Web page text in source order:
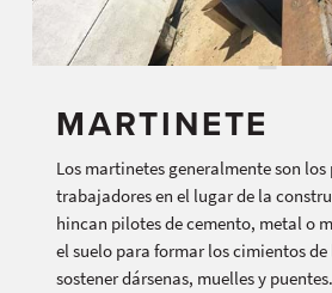
MARTINETE
Los martinetes generalmente son
trabajadores en el lugar de la
hincan pilotes de cemento, metal o
el suelo para formar los cimientos
sostener dársenas, muelles y puentes.